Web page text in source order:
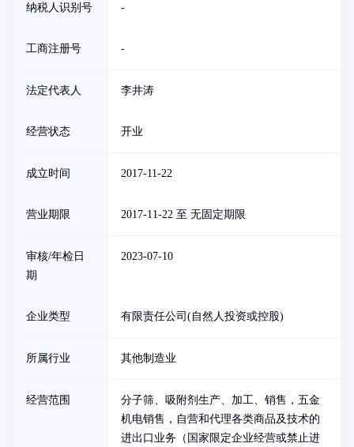
纳税人识别号 -
工商注册号 -
法定代表人 李井涛
经营状态 开业
成立时间 2017-11-22
营业期限 2017-11-22 至 无固定期限
审核/年检日
期
2023-07-10
企业类型 有限责任公司(自然人投资或控股)
所属行业 其他制造业
经营范围
分子筛、吸附剂生产、加工、销售，五金
机电销售，自营和代理各类商品及技术的
进出口业务（国家限定企业经营或禁止进